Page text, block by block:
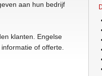
aan hun bedrijf
klanten. Engelse
of offerte.